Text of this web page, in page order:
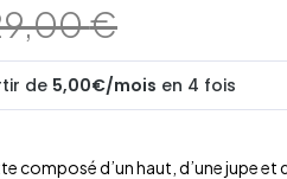
€
composé d’un haut, d’une jupe et